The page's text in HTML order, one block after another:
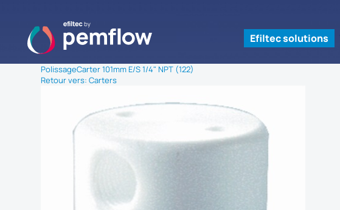
Efiltec solutions
PolissageCarter 101mm E/S 1/4" NPT (122)
Retour vers: Carters